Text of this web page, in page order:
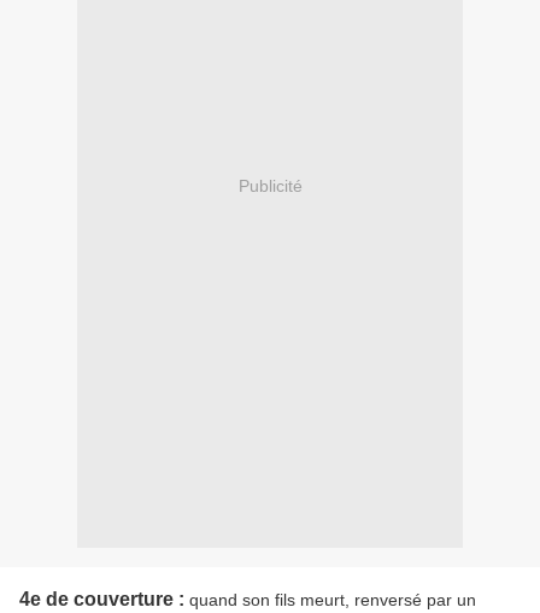
Publicité
4e de couverture : quand son fils meurt, renversé par un